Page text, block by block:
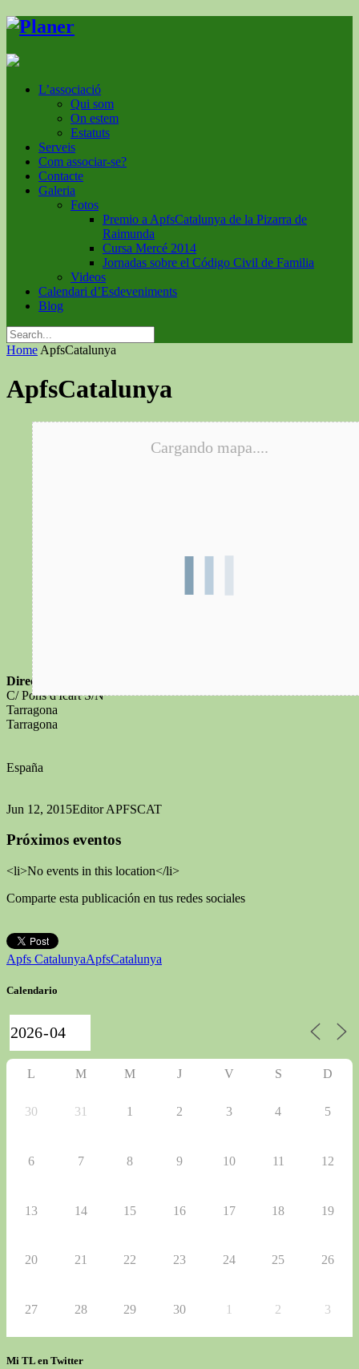
L’associació
Qui som
On estem
Estatuts
Serveis
Com associar-se?
Contacte
Galeria
Fotos
Premio a ApfsCatalunya de la Pizarra de
Raimunda
Cursa Mercé 2014
Jornadas sobre el Código Civil de Familia
Videos
Calendari d’Esdeveniments
Blog
Home ApfsCatalunya
ApfsCatalunya
Cargando mapa....
Dirección
C/ Pons d'Icart S/N
Tarragona
Tarragona
España
Jun 12, 2015Editor APFSCAT
Próximos eventos
<li>No events in this location</li>
Comparte esta publicación en tus redes sociales
Apfs CatalunyaApfsCatalunya
Calendario
L M M J V S D
30 31 1 2 3 4 5
6 7 8 9 10 11 12
13 14 15 16 17 18 19
20 21 22 23 24 25 26
27 28 29 30 1 2 3
Mi TL en Twitter